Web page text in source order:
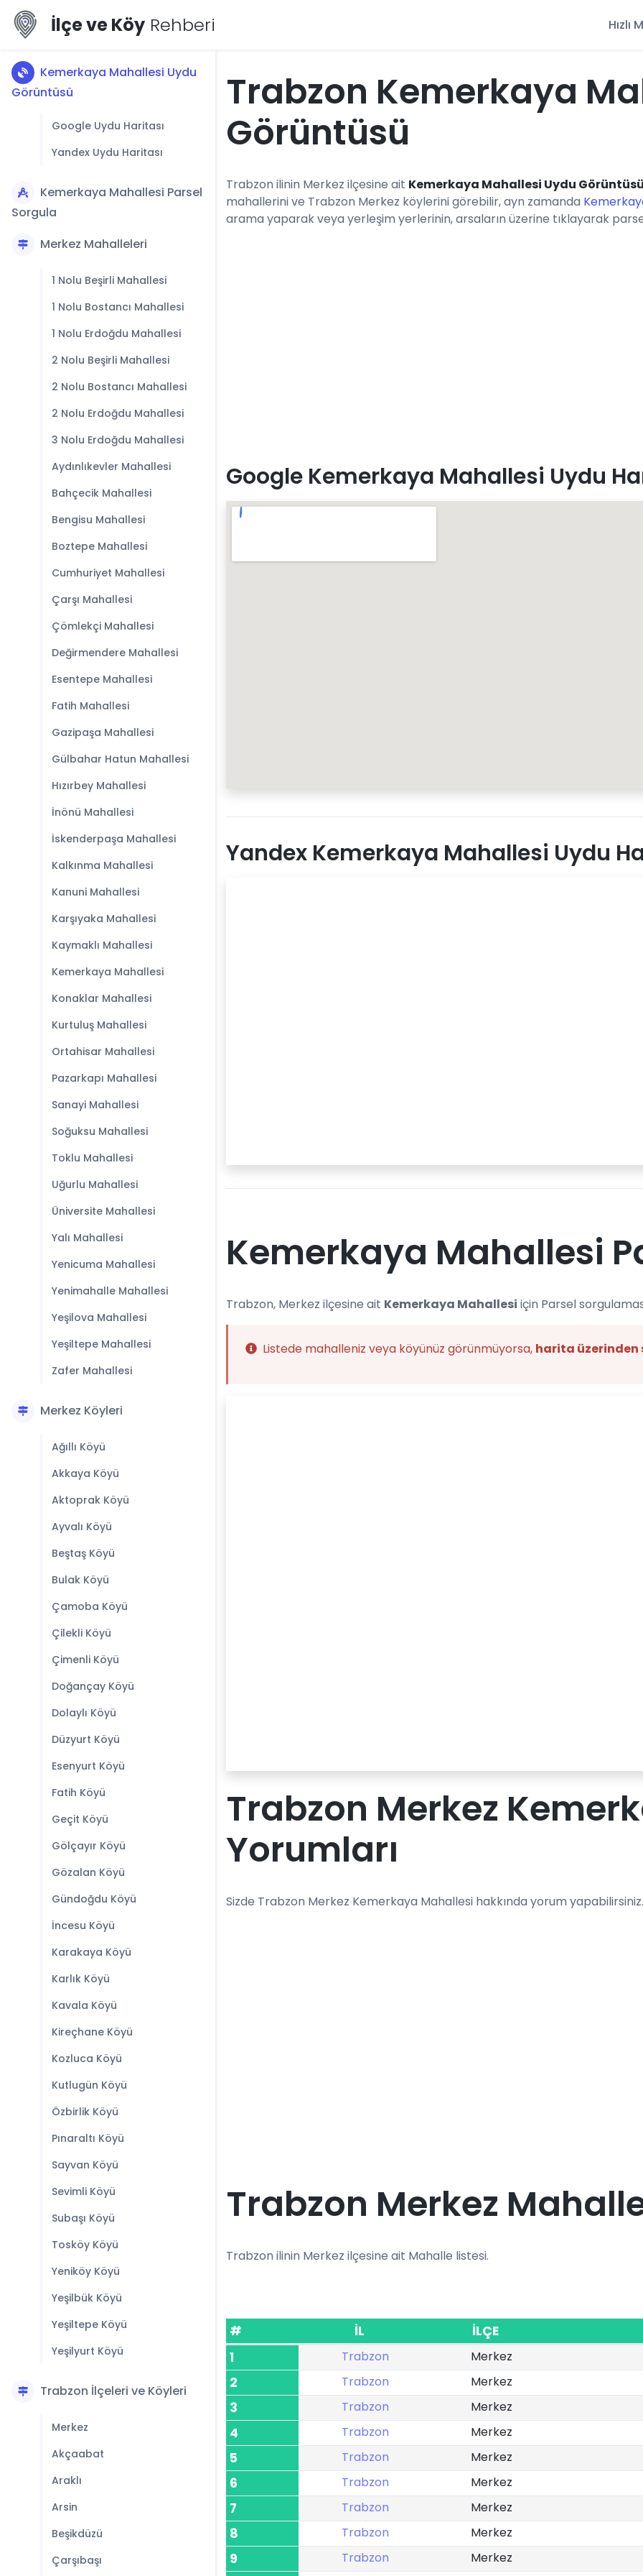
İlçe ve Köy Rehberi Hızlı
Kemerkaya Mahallesi Uydu
Görüntüsü
Google Uydu Haritası
Yandex Uydu Haritası
Kemerkaya Mahallesi Parsel
Sorgula
Merkez Mahalleleri
1 Nolu Beşirli Mahallesi
1 Nolu Bostancı Mahallesi
1 Nolu Erdoğdu Mahallesi
2 Nolu Beşirli Mahallesi
2 Nolu Bostancı Mahallesi
2 Nolu Erdoğdu Mahallesi
3 Nolu Erdoğdu Mahallesi
Aydınlıkevler Mahallesi
Bahçecik Mahallesi
Bengisu Mahallesi
Boztepe Mahallesi
Cumhuriyet Mahallesi
Çarşı Mahallesi
Çömlekçi Mahallesi
Değirmendere Mahallesi
Esentepe Mahallesi
Fatih Mahallesi
Gazipaşa Mahallesi
Gülbahar Hatun Mahallesi
Hızırbey Mahallesi
İnönü Mahallesi
İskenderpaşa Mahallesi
Kalkınma Mahallesi
Kanuni Mahallesi
Karşıyaka Mahallesi
Kaymaklı Mahallesi
Kemerkaya Mahallesi
Konaklar Mahallesi
Kurtuluş Mahallesi
Ortahisar Mahallesi
Pazarkapı Mahallesi
Sanayi Mahallesi
Soğuksu Mahallesi
Toklu Mahallesi
Uğurlu Mahallesi
Üniversite Mahallesi
Yalı Mahallesi
Yenicuma Mahallesi
Yenimahalle Mahallesi
Yeşilova Mahallesi
Yeşiltepe Mahallesi
Zafer Mahallesi
Merkez Köyleri
Ağıllı Köyü
Akkaya Köyü
Aktoprak Köyü
Ayvalı Köyü
Beştaş Köyü
Bulak Köyü
Çamoba Köyü
Çilekli Köyü
Çimenli Köyü
Doğançay Köyü
Dolaylı Köyü
Düzyurt Köyü
Esenyurt Köyü
Fatih Köyü
Geçit Köyü
Gölçayır Köyü
Gözalan Köyü
Gündoğdu Köyü
İncesu Köyü
Karakaya Köyü
Karlık Köyü
Kavala Köyü
Kireçhane Köyü
Kozluca Köyü
Kutlugün Köyü
Özbirlik Köyü
Pınaraltı Köyü
Sayvan Köyü
Sevimli Köyü
Subaşı Köyü
Tosköy Köyü
Yeniköy Köyü
Yeşilbük Köyü
Yeşiltepe Köyü
Yeşilyurt Köyü
Trabzon İlçeleri ve Köyleri
Merkez
Akçaabat
Araklı
Arsin
Beşikdüzü
Çarşıbaşı
Trabzon Kemerkaya
Görüntüsü
Trabzon ilinin Merkez ilçesine ait Kemerkaya Mahallesi Uydu
mahallerini ve Trabzon Merkez köylerini görebilir, ayn zamanda
arama yaparak veya yerleşim yerlerinin, arsaların üzerine tıklayarak
Google Kemerkaya Mahallesi Uydu
Yandex Kemerkaya Mahallesi Uydu
Kemerkaya Mahallesi
Trabzon, Merkez ilçesine ait Kemerkaya Mahallesi için Parsel
Listede mahalleniz veya köyünüz görünmüyorsa, harita üzerinden
Trabzon Merkez
Yorumları
Sizde Trabzon Merkez Kemerkaya Mahallesi hakkında yorum yapabilirsiniz.
Trabzon Merkez
Trabzon ilinin Merkez ilçesine ait Mahalle listesi.
# İL İLÇE
1
Trabzon Merkez
2 Trabzon Merkez
3 Trabzon Merkez
4 Trabzon Merkez
5 Trabzon Merkez
6 Trabzon Merkez
7 Trabzon Merkez
8 Trabzon Merkez
9 Trabzon Merkez